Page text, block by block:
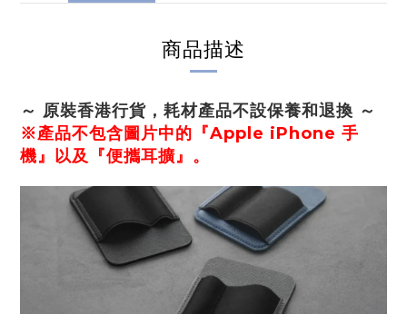
商品描述
～ 原裝香港行貨，耗材產品不設保養和退換 ～
※產品不包含圖片中的『Apple iPhone 手
機』以及『便攜耳擴』。